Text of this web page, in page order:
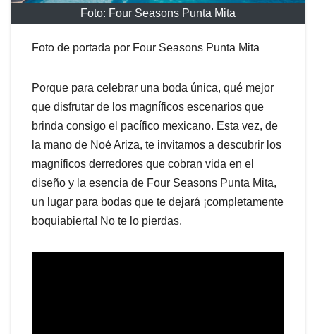
Foto: Four Seasons Punta Mita
Foto de portada por Four Seasons Punta Mita
Porque para celebrar una boda única, qué mejor
que disfrutar de los magníficos escenarios que
brinda consigo el pacífico mexicano. Esta vez, de
la mano de Noé Ariza, te invitamos a descubrir los
magníficos derredores que cobran vida en el
diseño y la esencia de Four Seasons Punta Mita,
un lugar para bodas que te dejará ¡completamente
boquiabierta! No te lo pierdas.